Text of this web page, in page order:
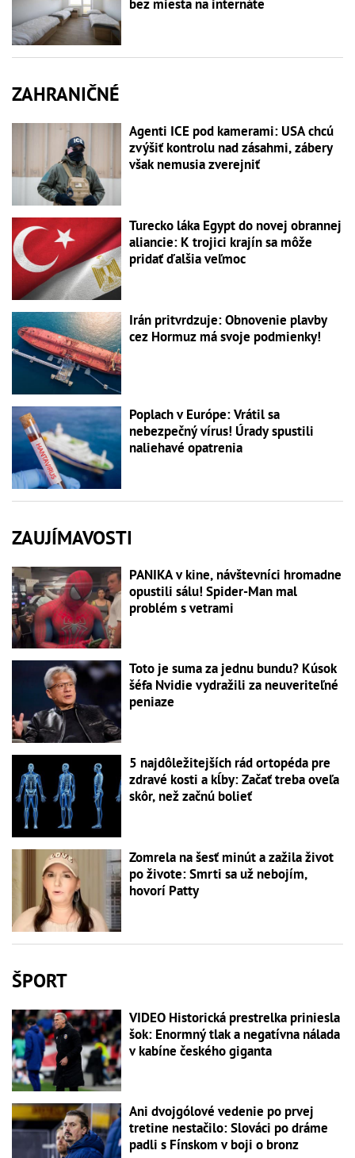
bez miesta na internáte
ZAHRANIČNÉ
Agenti ICE pod kamerami: USA chcú
zvýšiť kontrolu nad zásahmi, zábery
však nemusia zverejniť
Turecko láka Egypt do novej obrannej
aliancie: K trojici krajín sa môže
pridať ďalšia veľmoc
Irán pritvrdzuje: Obnovenie plavby
cez Hormuz má svoje podmienky!
Poplach v Európe: Vrátil sa
nebezpečný vírus! Úrady spustili
naliehavé opatrenia
ZAUJÍMAVOSTI
PANIKA v kine, návštevníci hromadne
opustili sálu! Spider-Man mal
problém s vetrami
Toto je suma za jednu bundu? Kúsok
šéfa Nvidie vydražili za neuveriteľné
peniaze
5 najdôležitejších rád ortopéda pre
zdravé kosti a kĺby: Začať treba oveľa
skôr, než začnú bolieť
Zomrela na šesť minút a zažila život
po živote: Smrti sa už nebojím,
hovorí Patty
ŠPORT
VIDEO Historická prestrelka priniesla
šok: Enormný tlak a negatívna nálada
v kabíne českého giganta
Ani dvojgólové vedenie po prvej
tretine nestačilo: Slováci po dráme
padli s Fínskom v boji o bronz